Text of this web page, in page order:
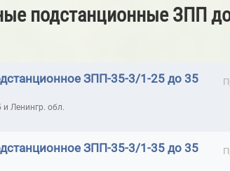
ELAPROOF (ФИНЛЯНДИЯ)
U-SEAL (NPT SRL, ИТАЛИЯ)
ГЕРМЕТИКИ
ИННОТЕХ
ГЕРМЕТИКИ, КЛЕЙ COSMOFEN
ГЕРМЕТИКИ, ПЕНА
подстанционные ЗПП
ЗПП-35-3/1-25 до 35
Ленингр. обл.
ЗПП-35-3/1-35 до 35